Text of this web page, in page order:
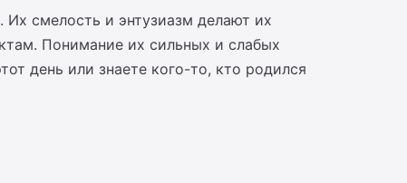
смелость и энтузиазм делают их
Понимание их сильных и слабых
день или знаете кого-то, кто родился